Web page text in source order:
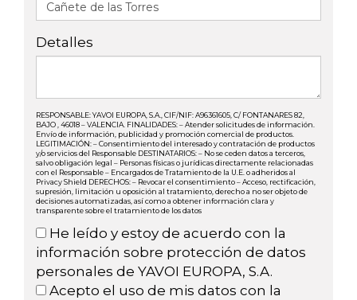
Detalles
RESPONSABLE: YAVOI EUROPA, S.A., CIF/NIF: A96361605, C/ FONTANARES 82,
BAJO , 46018 – VALENCIA. FINALIDADES: – Atender solicitudes de información.
Envío de información, publicidad y promoción comercial de productos.
LEGITIMACIÓN: – Consentimiento del interesado y contratación de productos
y/o servicios del Responsable DESTINATARIOS: – No se ceden datos a terceros,
salvo obligación legal – Personas físicas o jurídicas directamente relacionadas
con el Responsable – Encargados de Tratamiento de la U.E. o adheridos al
Privacy Shield DERECHOS: – Revocar el consentimiento – Acceso, rectificación,
supresión, limitación u oposición al tratamiento, derecho a no ser objeto de
decisiones automatizadas, así como a obtener información clara y
transparente sobre el tratamiento de los datos
He leído y estoy de acuerdo con la
información sobre protección de datos
personales de YAVOI EUROPA, S.A.
Acepto el uso de mis datos con la